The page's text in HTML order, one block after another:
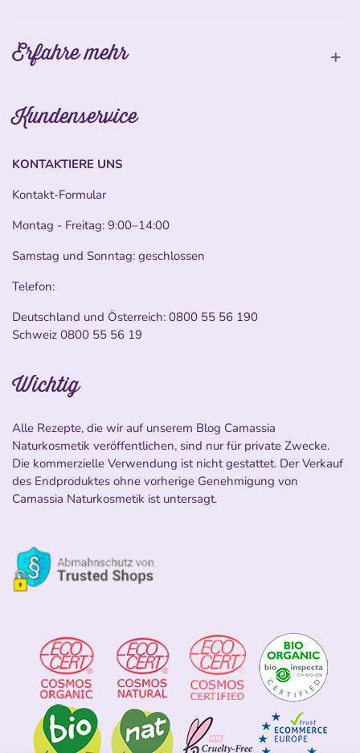
Erfahre mehr
Kundenservice
KONTAKTIERE UNS
Kontakt-Formular
Montag - Freitag: 9:00–14:00
Samstag und Sonntag: geschlossen
Telefon:
Deutschland und Österreich: 0800 55 56 190
Schweiz 0800 55 56 19
Wichtig
Alle Rezepte, die wir auf unserem Blog Camassia
Naturkosmetik veröffentlichen, sind nur für private Zwecke.
Die kommerzielle Verwendung ist nicht gestattet. Der Verkauf
des Endproduktes ohne vorherige Genehmigung von
Camassia Naturkosmetik ist untersagt.